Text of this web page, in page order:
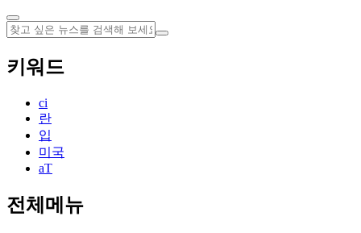
키워드
ci
란
입
미국
aT
전체메뉴